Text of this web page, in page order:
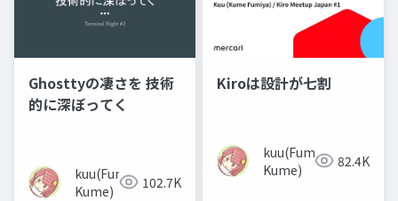
Ghosttyの凄さを 技術
的に深ぼってく
kuu(Fumiya
Kume)
102.7K
Kiroは設計が七割
kuu(Fumiya
Kume)
82.4K